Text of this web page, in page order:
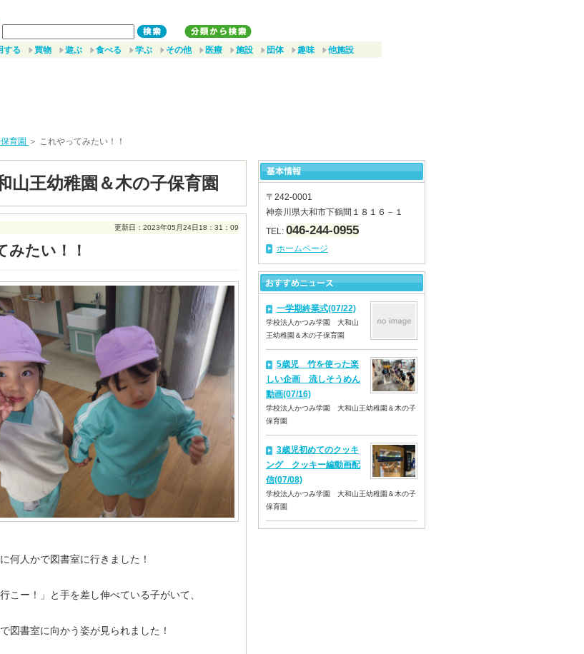
する 買物 遊ぶ 食べる 学ぶ その他 医療 施設 団体 趣味 他施設
育園 ＞ これやってみたい！！
王幼稚園＆木の子保育園
更新日：2023年05月24日18：31：09
みたい！！
何人かで図書室に行きました！
こー！」と手を差し伸べている子がいて、
図書室に向かう姿が見られました！
〒242-0001
神奈川県大和市下鶴間１８１６－１
TEL: 046-244-0955
ホームページ
一学期終業式(07/22)
学校法人かつみ学園 大和山
王幼稚園＆木の子保育園
5歳児 竹を使った楽
しい企画 流しそうめん
動画(07/16)
学校法人かつみ学園 大和山王幼稚園＆木の子
保育園
3歳児初めてのクッキ
ング クッキー編動画配
信(07/08)
学校法人かつみ学園 大和山王幼稚園＆木の子
保育園